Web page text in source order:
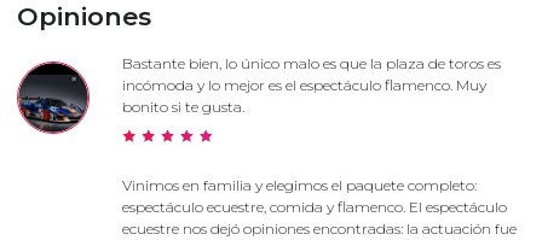
Opiniones
Bastante bien, lo único malo es que la plaza de toros es
incómoda y lo mejor es el espectáculo flamenco. Muy
bonito si te gusta.
Vinimos en familia y elegimos el paquete completo:
espectáculo ecuestre, comida y flamenco. El espectáculo
ecuestre nos dejó opiniones encontradas: la actuación fue